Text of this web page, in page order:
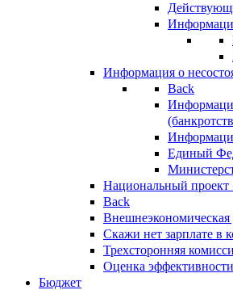
Информация о
Back
Единый
Национальный проект
Back
Внешнеэкономическая
Скажи нет зарплате в
Трехсторонняя
Оценка
Бюджет